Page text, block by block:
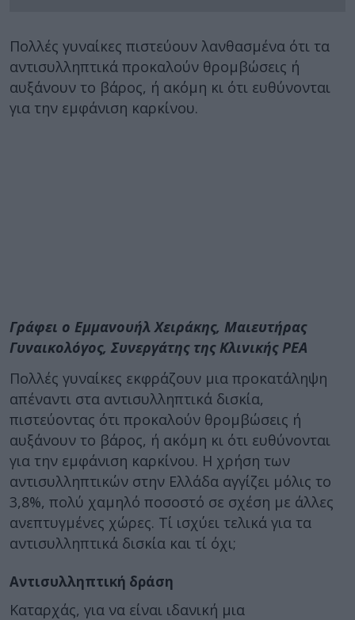
Πολλές γυναίκες πιστεύουν λανθασμένα ότι τα
αντισυλληπτικά προκαλούν θρομβώσεις ή
αυξάνουν το βάρος, ή ακόμη κι ότι ευθύνονται
για την εμφάνιση καρκίνου.
Γράφει ο Εμμανουήλ Χειράκης, Μαιευτήρας
Γυναικολόγος, Συνεργάτης της Κλινικής ΡΕΑ
Πολλές γυναίκες εκφράζουν μια προκατάληψη
απέναντι στα αντισυλληπτικά δισκία,
πιστεύοντας ότι προκαλούν θρομβώσεις ή
αυξάνουν το βάρος, ή ακόμη κι ότι ευθύνονται
για την εμφάνιση καρκίνου. Η χρήση των
αντισυλληπτικών στην Ελλάδα αγγίζει μόλις το
3,8%, πολύ χαμηλό ποσοστό σε σχέση με άλλες
ανεπτυγμένες χώρες. Τί ισχύει τελικά για τα
αντισυλληπτικά δισκία και τί όχι;
Αντισυλληπτική δράση
Καταρχάς, για να είναι ιδανική μια